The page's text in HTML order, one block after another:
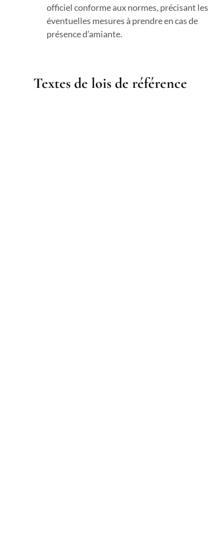
officiel conforme aux normes, précisant les
éventuelles mesures à prendre en cas de
présence d’amiante.
Textes de lois de référence